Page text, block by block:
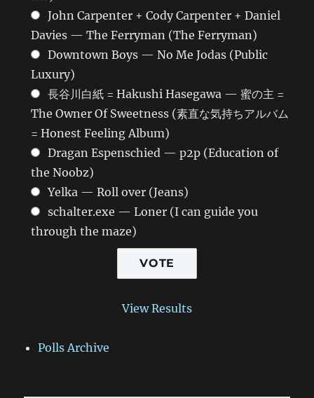
John Carpenter + Cody Carpenter + Daniel
Davies — The Ferryman (The Ferryman)
Downtown Boys — No Me Jodas (Public
Luxury)
長谷川白紙 = Hakushi Hasegawa — 蜜の主 =
The Owner Of Sweetness (素直な気持ちアルバム
= Honest Feeling Album)
Dragan Espenschied — p2p (Education of
the Noobz)
Yelka — Roll over (Jeans)
schalter.exe — Loner (I can guide you
through the maze)
View Results
Polls Archive